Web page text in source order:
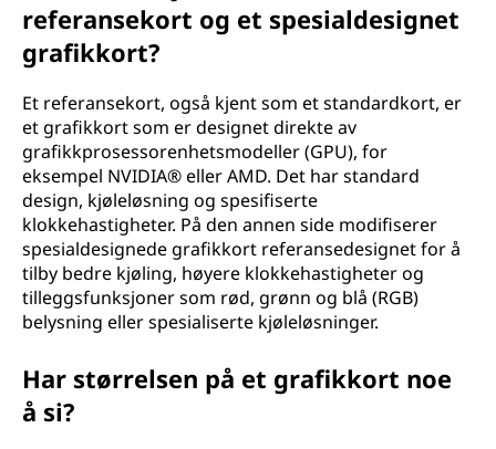
referansekort og et spesialdesignet
grafikkort?
Et referansekort, også kjent som et standardkort, er
et grafikkort som er designet direkte av
grafikkprosessorenhetsmodeller (GPU), for
eksempel NVIDIA® eller AMD. Det har standard
design, kjøleløsning og spesifiserte
klokkehastigheter. På den annen side modifiserer
spesialdesignede grafikkort referansedesignet for å
tilby bedre kjøling, høyere klokkehastigheter og
tilleggsfunksjoner som rød, grønn og blå (RGB)
belysning eller spesialiserte kjøleløsninger.
Har størrelsen på et grafikkort noe
å si?